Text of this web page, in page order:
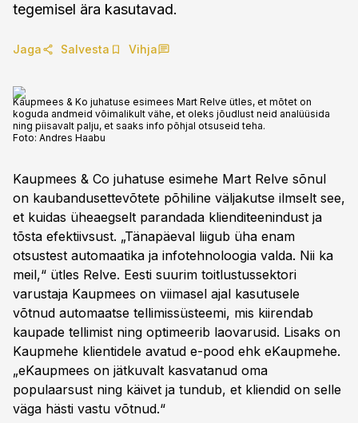
tegemisel ära kasutavad.
Jaga Salvesta Vihja
Kaupmees & Ko juhatuse esimees Mart Relve ütles, et mõtet on
koguda andmeid võimalikult vähe, et oleks jõudlust neid analüüsida
ning piisavalt palju, et saaks info põhjal otsuseid teha.
Foto: Andres Haabu
Kaupmees & Co juhatuse esimehe Mart Relve sõnul
on kaubandusettevõtete põhiline väljakutse ilmselt see,
et kuidas üheaegselt parandada klienditeenindust ja
tõsta efektiivsust. „Tänapäeval liigub üha enam
otsustest automaatika ja infotehnoloogia valda. Nii ka
meil,“ ütles Relve. Eesti suurim toitlustussektori
varustaja Kaupmees on viimasel ajal kasutusele
võtnud automaatse tellimissüsteemi, mis kiirendab
kaupade tellimist ning optimeerib laovarusid. Lisaks on
Kaupmehe klientidele avatud e-pood ehk eKaupmehe.
„eKaupmees on jätkuvalt kasvatanud oma
populaarsust ning käivet ja tundub, et kliendid on selle
väga hästi vastu võtnud.“